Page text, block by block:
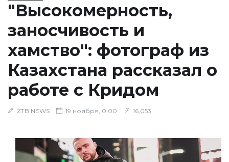
"Высокомерность,
заносчивость и
хамство": фотограф из
Казахстана рассказал о
работе с Кридом
ZTB NEWS 19 ноября, 0:00 16,053